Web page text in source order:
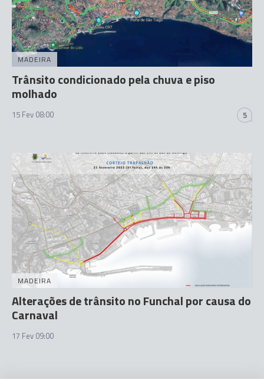
MADEIRA
Trânsito condicionado pela chuva e piso
molhado
15 Fev 08:00 5
MADEIRA
Alterações de trânsito no Funchal por causa do
Carnaval
17 Fev 09:00